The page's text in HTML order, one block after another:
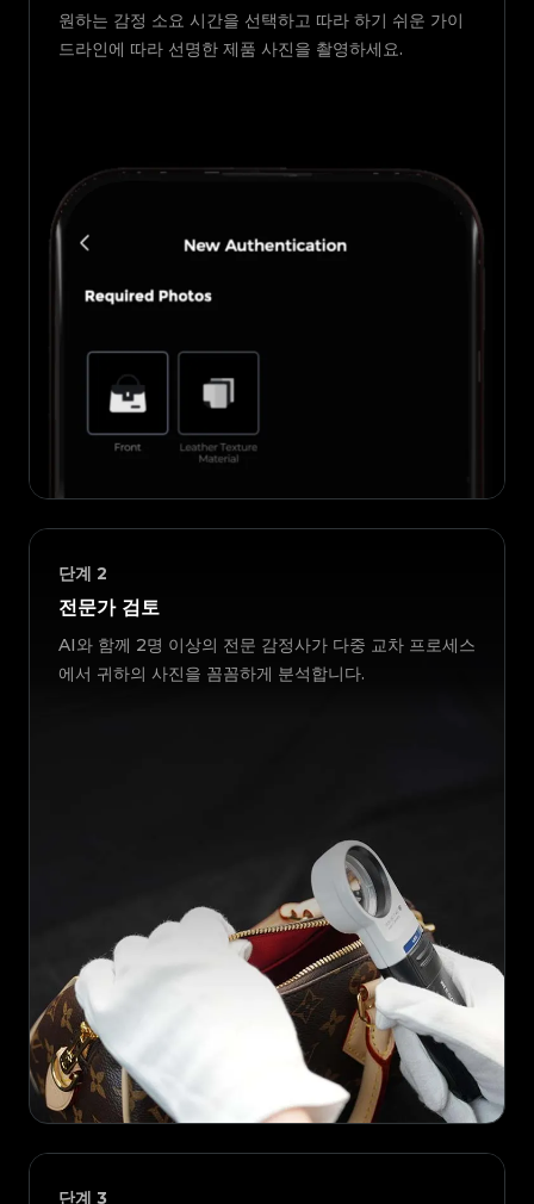
원하는 감정 소요 시간을 선택하고 따라 하기 쉬운 가이
드라인에 따라 선명한 제품 사진을 촬영하세요.
단계 2
전문가 검토
AI와 함께 2명 이상의 전문 감정사가 다중 교차 프로세스
에서 귀하의 사진을 꼼꼼하게 분석합니다.
단계 3